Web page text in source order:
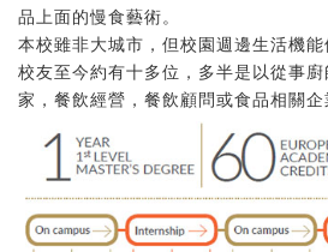
品上面的慢食藝術。
本校雖非大城市，但校園週邊生活機
校友至今約有十多位，多半是以從事
家，餐飲經營，餐飲顧問或食品相關企